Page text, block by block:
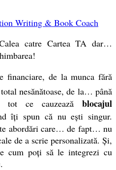
Writing & Book Coach
catre Cartea TA dar…
de la munca fără
nesănătoase, de la… până
ce cauzează blocajul
îți spun că nu ești singur.
abordări care… de fapt… nu
de a scrie personalizată. Și,
cum poți să le integrezi cu